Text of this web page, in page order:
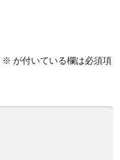
※ が付いている欄は必須項